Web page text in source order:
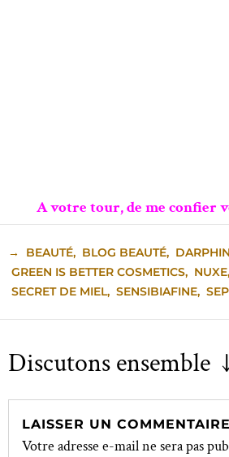
A votre tour, de me confier
→ BEAUTÉ, BLOG BEAUTÉ, DARPHIN
GREEN IS BETTER COSMETICS, NUXE,
SECRET DE MIEL, SENSIBIAFINE,
Discutons ensemble
LAISSER UN COMMENTAIRE
Votre adresse e-mail ne sera pas